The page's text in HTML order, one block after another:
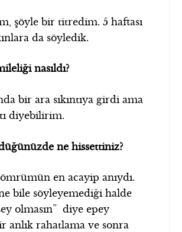
şöyle bir titredim. 5 haftası
da söyledik.
nasıldı?
bir ara sıkıntıya girdi ama
diyebilirim.
ne hissettiniz?
ömrümün en acayip anıydı.
bile söyleyemediği halde
olmasın” diye epey
anlık rahatlama ve sonra